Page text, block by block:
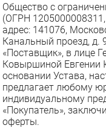
Общество с
(ОГРН
адрес: 141076,
Канальный проезд, д.
«Поставщик», в лице
Ковыршиной Евгении
основании Устава,
предлагает любому
индивидуальному
«Покупатель»,
оферты.